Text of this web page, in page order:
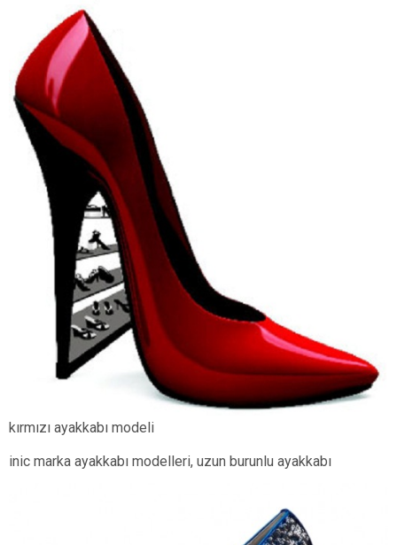
kırmızı ayakkabı modeli
inic marka ayakkabı modelleri, uzun burunlu ayakkabı